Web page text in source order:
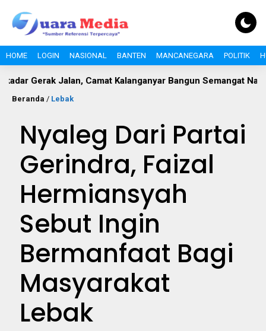
HOME LOGIN NASIONAL BANTEN MANCANEGARA POLITIK
Jalan, Camat Kalanganyar Bangun Semangat Nasionalisme
Beranda / Lebak
Nyaleg Dari Partai
Gerindra, Faizal
Hermiansyah
Sebut Ingin
Bermanfaat Bagi
Masyarakat
Lebak